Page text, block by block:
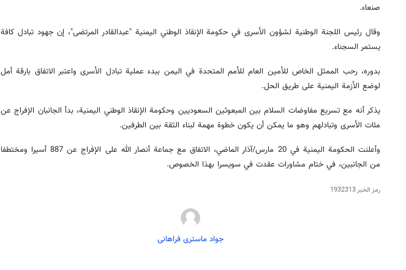
صنعاء.
وقال رئيس اللجنة الوطنية لشؤون الأسرى‏ في حكومة الإنقاذ الوطني اليمنية "عبدالقادر المرتضى"، إن جهود تبادل كافة
يستمر السجناء.
بدوره، رحب الممثل الخاص للأمين العام للأمم المتحدة في اليمن ببدء عملية تبادل الأسرى واعتبر الاتفاق بارقة أمل
لوضع الأزمة اليمنية على طريق الحل.
يذكر أنه مع تسريع مفاوضات السلام بين المبعوثين السعوديين وحكومة الإنقاذ الوطني اليمنية، بدأ الجانبان الإفراج عن
مئات الأسرى وتبادلهم وهو ما يمكن أن يكون خطوة مهمة لبناء الثقة بين الطرفين.
وأعلنت الحكومة اليمنية في 20 مارس/آذار الماضي، الاتفاق مع جماعة أنصار الله على الإفراج عن 887 أسيرا ومختطفا
من الجانبين، في ختام مشاورات عقدت في سويسرا بهذا الخصوص.
رمز الخبر1932313
جواد ماستری فراهانی